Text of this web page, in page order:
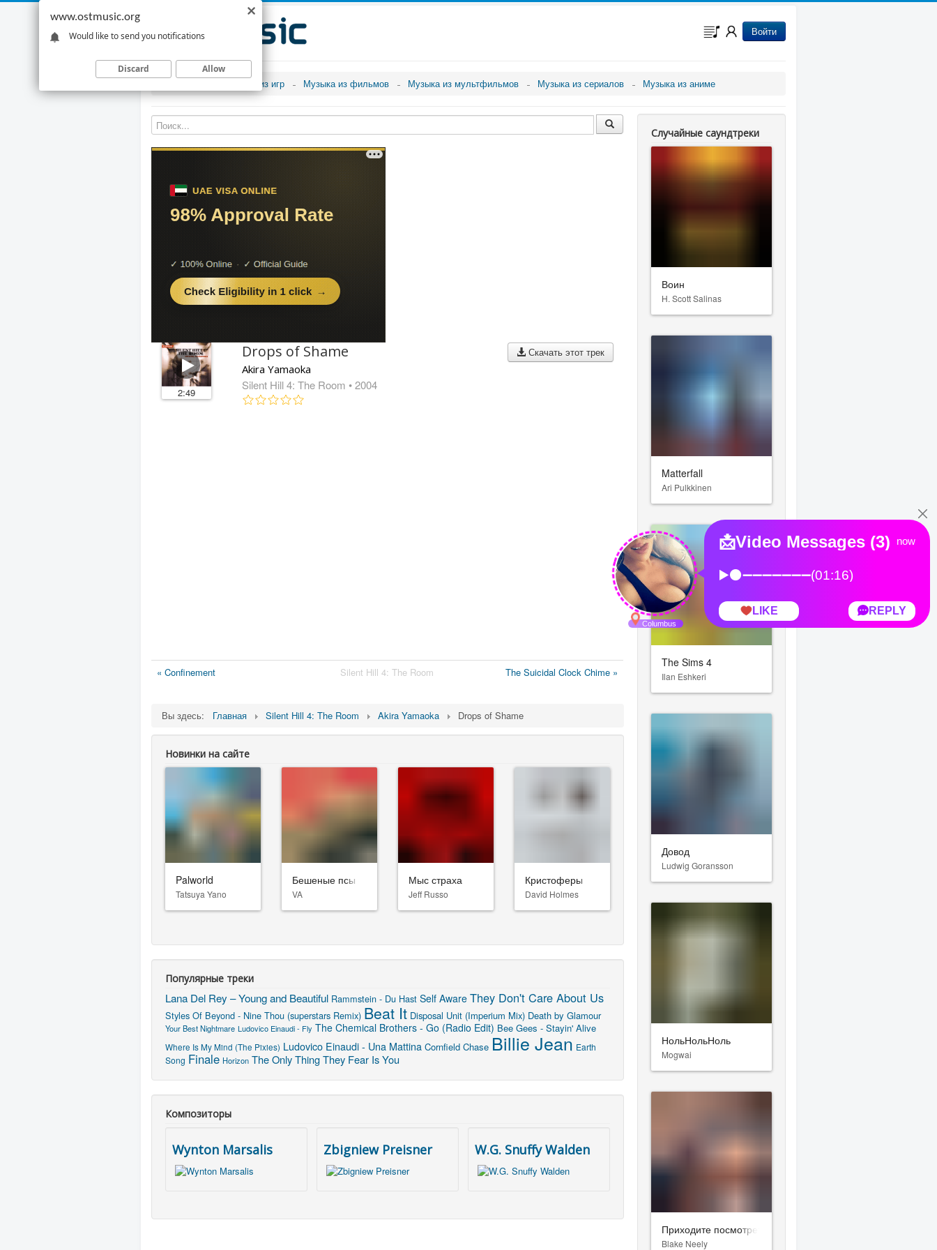
Войти
Музыка из игр Музыка из фильмов Музыка из мультфильмов Музыка из сериалов Музыка из аниме
2:49
Скачать этот трек
Drops of Shame
Akira Yamaoka
Silent Hill 4: The Room • 2004
« Confinement Silent Hill 4: The Room The Suicidal Clock Chime »
Вы здесь: Главная Silent Hill 4: The Room Akira Yamaoka Drops of Shame
Новинки на сайте
Palworld
Tatsuya Yano
Бешеные псы
VA
Мыс страха
Jeff Russo
Кристоферы
David Holmes
Популярные треки
Lana Del Rey – Young and Beautiful Rammstein - Du Hast Self Aware They Don't Care About Us
Styles Of Beyond - Nine Thou (superstars Remix) Beat It Disposal Unit (Imperium Mix) Death by Glamour
Your Best Nightmare Ludovico Einaudi - Fly The Chemical Brothers - Go (Radio Edit) Bee Gees - Stayin' Alive
Where Is My Mind (The Pixies) Ludovico Einaudi - Una Mattina Cornfield Chase Billie Jean Earth
Song Finale Horizon The Only Thing They Fear Is You
Композиторы
Wynton Marsalis Zbigniew Preisner W.G. Snuffy Walden
Случайные саундтреки
Воин
H. Scott Salinas
Matterfall
Ari Pulkkinen
The Sims 4
Ilan Eshkeri
Довод
Ludwig Goransson
НольНольНоль
Mogwai
Приходите посмотреть на меня в хорошем свете
Blake Neely
www.ostmusic.org
Would like to send you notifications
Discard Allow